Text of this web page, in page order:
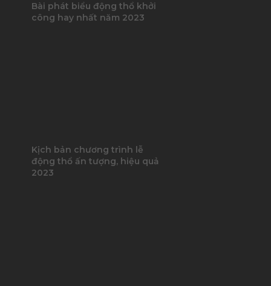
Bài phát biểu động thổ khởi
công hay nhất năm 2023
Kịch bản chương trình lễ
động thổ ấn tượng, hiệu quả
2023